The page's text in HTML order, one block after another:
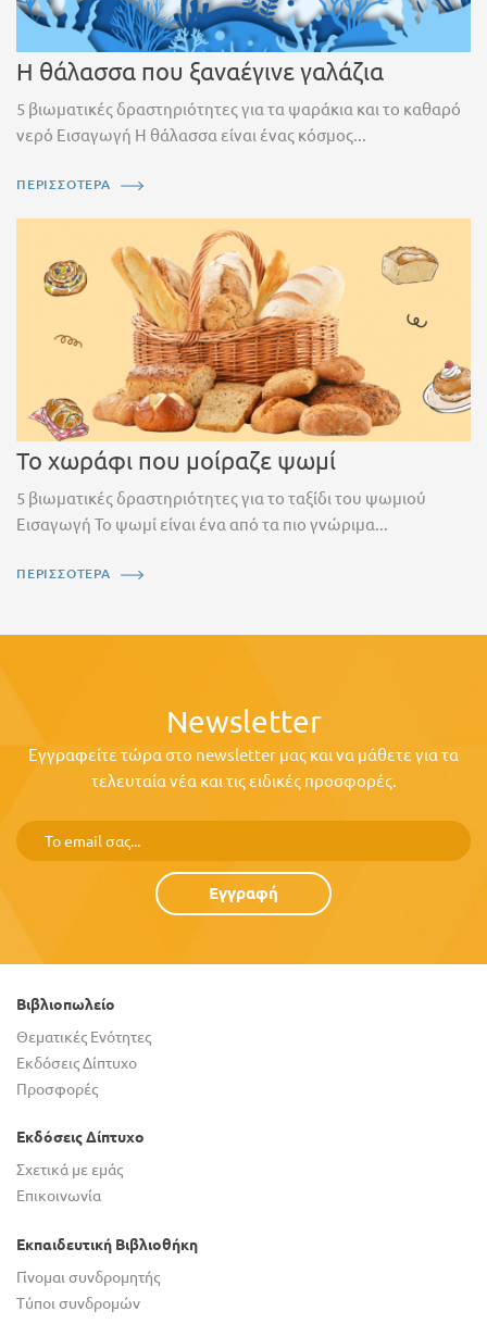
Η θάλασσα που ξαναέγινε γαλάζια
5 βιωματικές δραστηριότητες για τα ψαράκια και το καθαρό
νερό Εισαγωγή Η θάλασσα είναι ένας κόσμος...
ΠΕΡΙΣΣΟΤΕΡΑ
Το χωράφι που μοίραζε ψωμί
5 βιωματικές δραστηριότητες για το ταξίδι του ψωμιού
Εισαγωγή Το ψωμί είναι ένα από τα πιο γνώριμα...
ΠΕΡΙΣΣΟΤΕΡΑ
Newsletter
Εγγραφείτε τώρα στο newsletter μας και να μάθετε για τα
τελευταία νέα και τις ειδικές προσφορές.
Εγγραφή
Βιβλιοπωλείο
Θεματικές Ενότητες
Εκδόσεις Δίπτυχο
Προσφορές
Εκδόσεις Δίπτυχο
Σχετικά με εμάς
Επικοινωνία
Εκπαιδευτική Βιβλιοθήκη
Γίνομαι συνδρομητής
Τύποι συνδρομών